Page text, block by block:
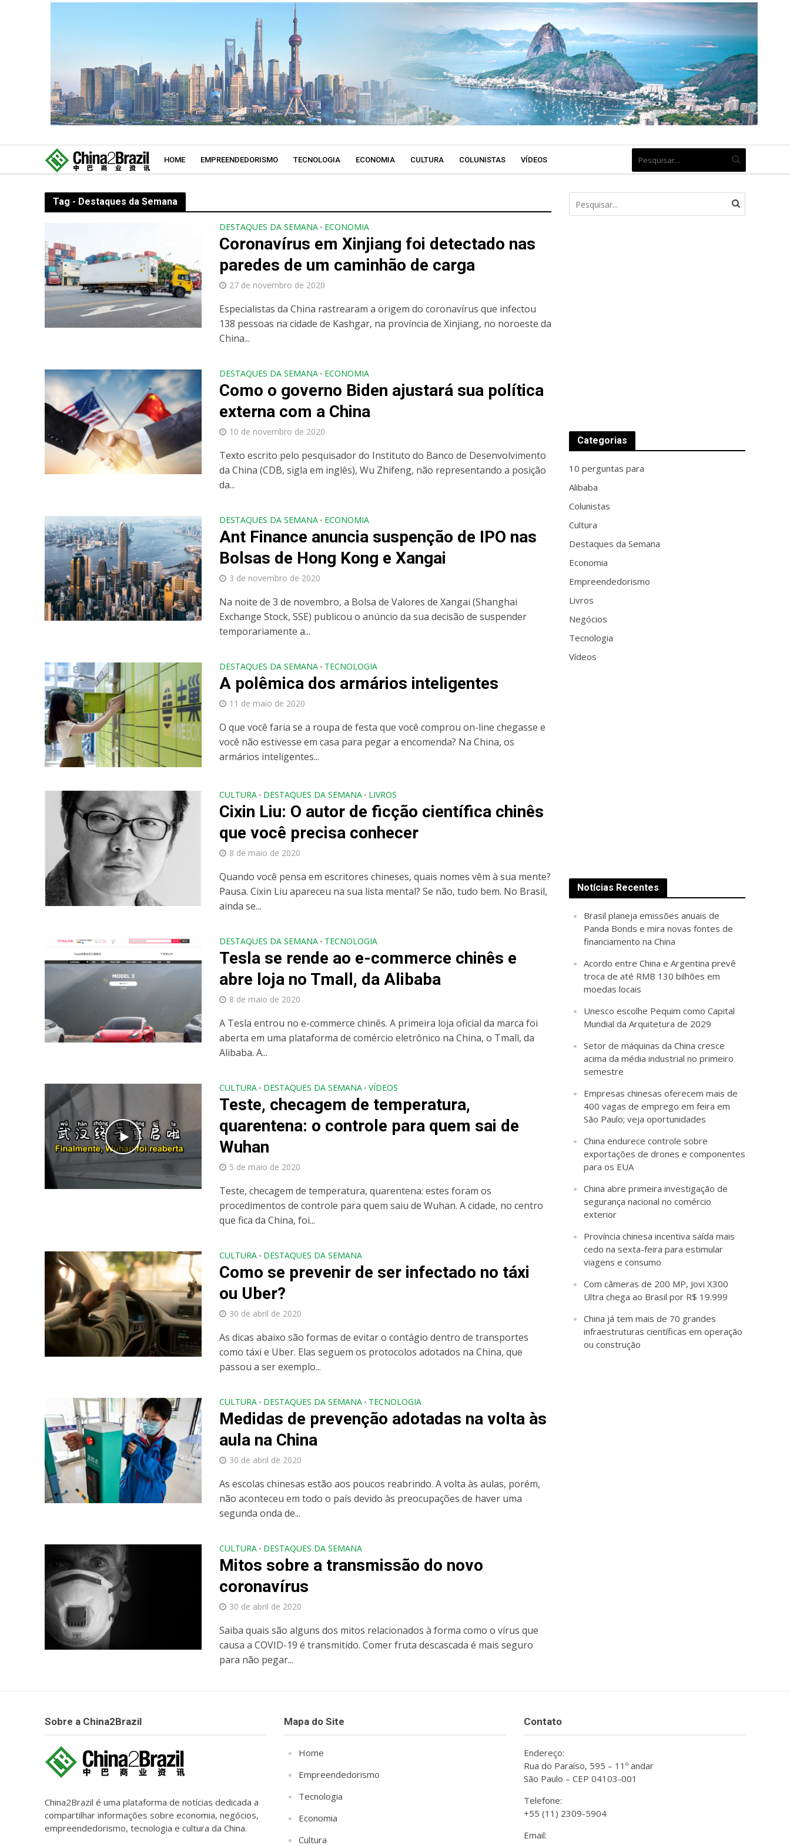
HOME EMPREENDEDORISMO TECNOLOGIA ECONOMIA CULTURA COLUNISTAS VÍDEOS
Tag - Destaques da Semana
DESTAQUES DA SEMANA • ECONOMIA
Coronavírus em Xinjiang foi detectado nas
paredes de um caminhão de carga
27 de novembro de 2020
Especialistas da China rastrearam a origem do coronavírus que infectou
138 pessoas na cidade de Kashgar, na província de Xinjiang, no noroeste da
China...
DESTAQUES DA SEMANA • ECONOMIA
Como o governo Biden ajustará sua política
externa com a China
10 de novembro de 2020
Texto escrito pelo pesquisador do Instituto do Banco de Desenvolvimento
da China (CDB, sigla em inglês), Wu Zhifeng, não representando a posição
da...
DESTAQUES DA SEMANA • ECONOMIA
Ant Finance anuncia suspenção de IPO nas
Bolsas de Hong Kong e Xangai
3 de novembro de 2020
Na noite de 3 de novembro, a Bolsa de Valores de Xangai (Shanghai
Exchange Stock, SSE) publicou o anúncio da sua decisão de suspender
temporariamente a...
DESTAQUES DA SEMANA • TECNOLOGIA
A polêmica dos armários inteligentes
11 de maio de 2020
O que você faria se a roupa de festa que você comprou on-line chegasse e
você não estivesse em casa para pegar a encomenda? Na China, os
armários inteligentes...
CULTURA • DESTAQUES DA SEMANA • LIVROS
Cixin Liu: O autor de ficção científica chinês
que você precisa conhecer
8 de maio de 2020
Quando você pensa em escritores chineses, quais nomes vêm à sua mente?
Pausa. Cixin Liu apareceu na sua lista mental? Se não, tudo bem. No Brasil,
ainda se...
DESTAQUES DA SEMANA • TECNOLOGIA
Tesla se rende ao e-commerce chinês e
abre loja no Tmall, da Alibaba
8 de maio de 2020
A Tesla entrou no e-commerce chinês. A primeira loja oficial da marca foi
aberta em uma plataforma de comércio eletrônico na China, o Tmall, da
Alibaba. A...
CULTURA • DESTAQUES DA SEMANA • VÍDEOS
Teste, checagem de temperatura,
quarentena: o controle para quem sai de
Wuhan
5 de maio de 2020
Teste, checagem de temperatura, quarentena: estes foram os
procedimentos de controle para quem saiu de Wuhan. A cidade, no centro
que fica da China, foi...
CULTURA • DESTAQUES DA SEMANA
Como se prevenir de ser infectado no táxi
ou Uber?
30 de abril de 2020
As dicas abaixo são formas de evitar o contágio dentro de transportes
como táxi e Uber. Elas seguem os protocolos adotados na China, que
passou a ser exemplo...
CULTURA • DESTAQUES DA SEMANA • TECNOLOGIA
Medidas de prevenção adotadas na volta às
aula na China
30 de abril de 2020
As escolas chinesas estão aos poucos reabrindo. A volta às aulas, porém,
não aconteceu em todo o país devido às preocupações de haver uma
segunda onda de...
CULTURA • DESTAQUES DA SEMANA
Mitos sobre a transmissão do novo
coronavírus
30 de abril de 2020
Saiba quais são alguns dos mitos relacionados à forma como o vírus que
causa a COVID-19 é transmitido. Comer fruta descascada é mais seguro
para não pegar...
Categorias
10 perguntas para
Alibaba
Colunistas
Cultura
Destaques da Semana
Economia
Empreendedorismo
Livros
Negócios
Tecnologia
Vídeos
Notícias Recentes
Brasil planeja emissões anuais de
Panda Bonds e mira novas fontes de
financiamento na China
Acordo entre China e Argentina prevê
troca de até RMB 130 bilhões em
moedas locais
Unesco escolhe Pequim como Capital
Mundial da Arquitetura de 2029
Setor de máquinas da China cresce
acima da média industrial no primeiro
semestre
Empresas chinesas oferecem mais de
400 vagas de emprego em feira em
São Paulo; veja oportunidades
China endurece controle sobre
exportações de drones e componentes
para os EUA
China abre primeira investigação de
segurança nacional no comércio
exterior
Província chinesa incentiva saída mais
cedo na sexta-feira para estimular
viagens e consumo
Com câmeras de 200 MP, Jovi X300
Ultra chega ao Brasil por R$ 19.999
China já tem mais de 70 grandes
infraestruturas científicas em operação
ou construção
Sobre a China2Brazil
China2Brazil é uma plataforma de notícias dedicada a
compartilhar informações sobre economia, negócios,
empreendedorismo, tecnologia e cultura da China.
Mapa do Site
Home
Empreendedorismo
Tecnologia
Economia
Cultura
Contato
Endereço:
Rua do Paraíso, 595 – 11º andar
São Paulo – CEP 04103-001
Telefone:
+55 (11) 2309-5904
Email: